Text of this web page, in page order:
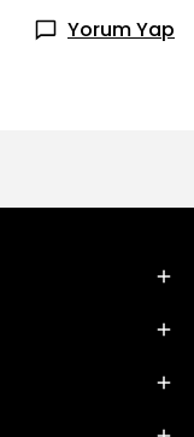
Yorum Yap